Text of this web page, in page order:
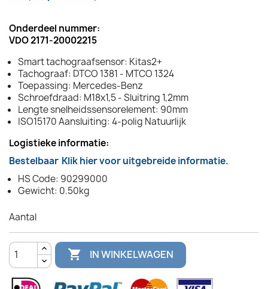
Onderdeel nummer:
VDO 2171-20002215
Smart tachograafsensor: Kitas2+
Tachograaf: DTCO 1381 - MTCO 1324
Toepassing: Mercedes-Benz
Schroefdraad: M18x1,5 - Sluitring 1,2mm
Lengte snelheidssensorelement: 90mm
ISO15170 Aansluiting: 4-polig Natuurlijk
Logistieke informatie:
Bestelbaar Klik hier voor uitgebreide informatie.
HS Code: 90299000
Gewicht: 0.50kg
Aantal
 IN WINKELWAGEN